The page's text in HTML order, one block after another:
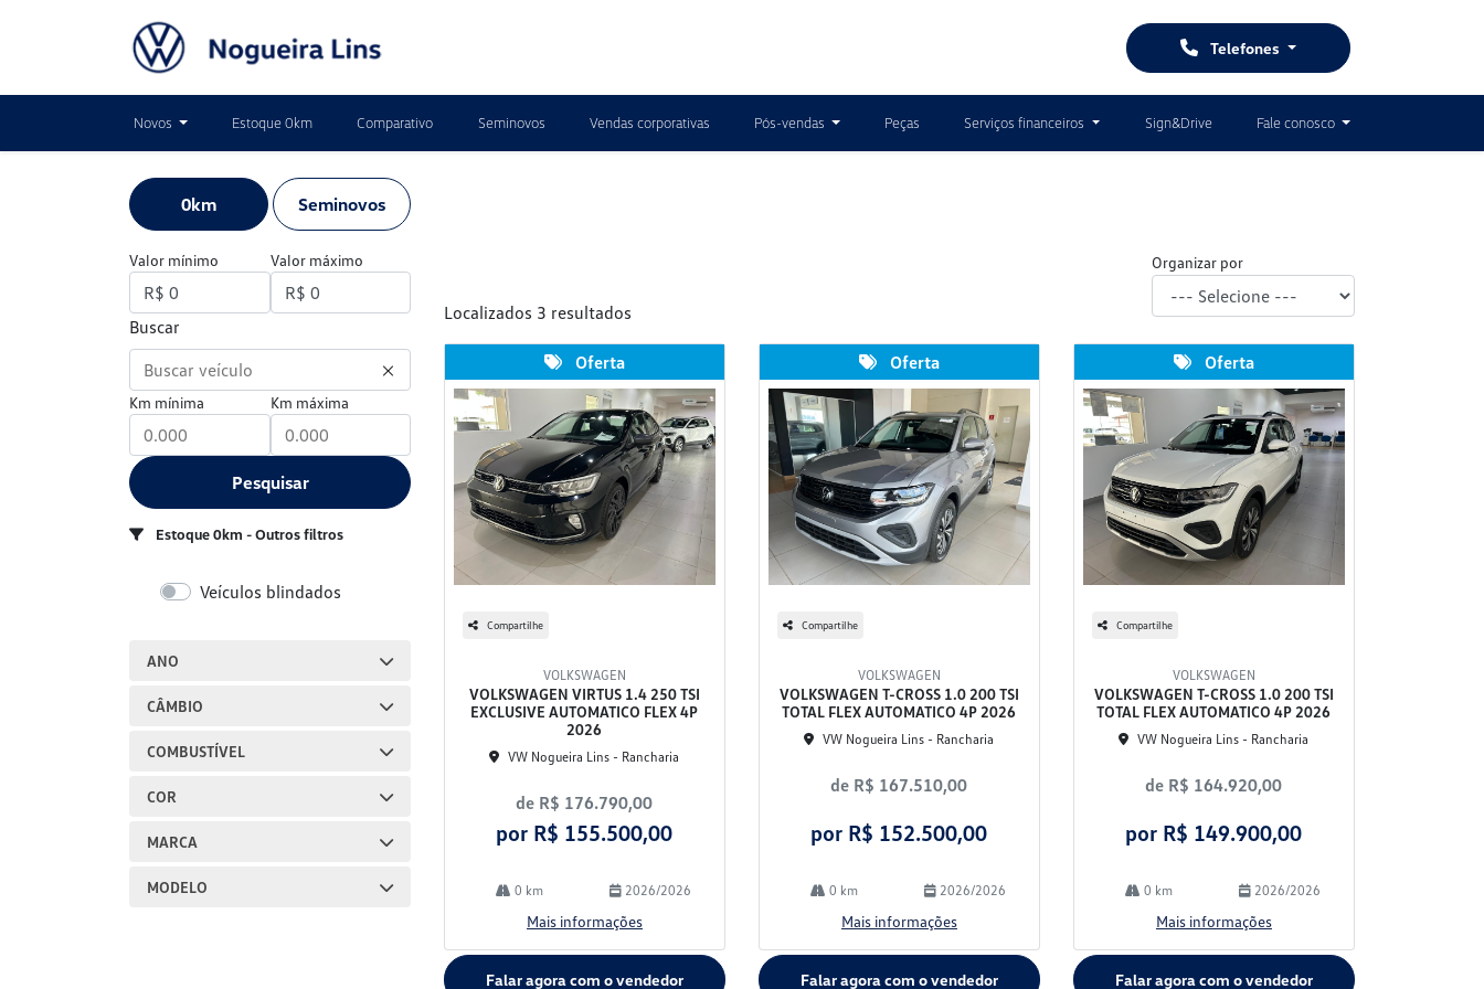
Telefones
Novos Estoque 0km Comparativo Seminovos Vendas corporativas Pós-vendas Peças Serviços financeiros Sign&Drive Fale conosco
0km Seminovos
Valor mínimo Valor máximo
Buscar
Km mínima Km máxima
Pesquisar
Estoque 0km - Outros filtros
Veículos blindados
ANO
CÂMBIO
COMBUSTÍVEL
COR
MARCA
MODELO
Localizados 3 resultados
Organizar por
Oferta
Compartilhe
VOLKSWAGEN
VOLKSWAGEN VIRTUS 1.4 250 TSI
EXCLUSIVE AUTOMATICO FLEX 4P
2026
VW Nogueira Lins - Rancharia
de R$ 176.790,00
por R$ 155.500,00
0 km 2026/2026
Mais informações
Falar agora com o vendedor
Oferta
Compartilhe
VOLKSWAGEN
VOLKSWAGEN T-CROSS 1.0 200 TSI
TOTAL FLEX AUTOMATICO 4P 2026
VW Nogueira Lins - Rancharia
de R$ 167.510,00
por R$ 152.500,00
0 km 2026/2026
Mais informações
Falar agora com o vendedor
Oferta
Compartilhe
VOLKSWAGEN
VOLKSWAGEN T-CROSS 1.0 200 TSI
TOTAL FLEX AUTOMATICO 4P 2026
VW Nogueira Lins - Rancharia
de R$ 164.920,00
por R$ 149.900,00
0 km 2026/2026
Mais informações
Falar agora com o vendedor